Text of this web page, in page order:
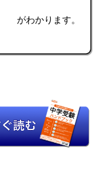
がわかります。